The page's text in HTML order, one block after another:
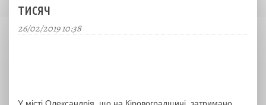
тисяч
26/02/2019 10:38